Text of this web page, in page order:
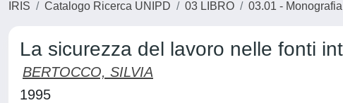
IRIS Catalogo Ricerca UNIPD 03 LIBRO 03.01 -
La sicurezza del lavoro nelle fonti
BERTOCCO, SILVIA
1995